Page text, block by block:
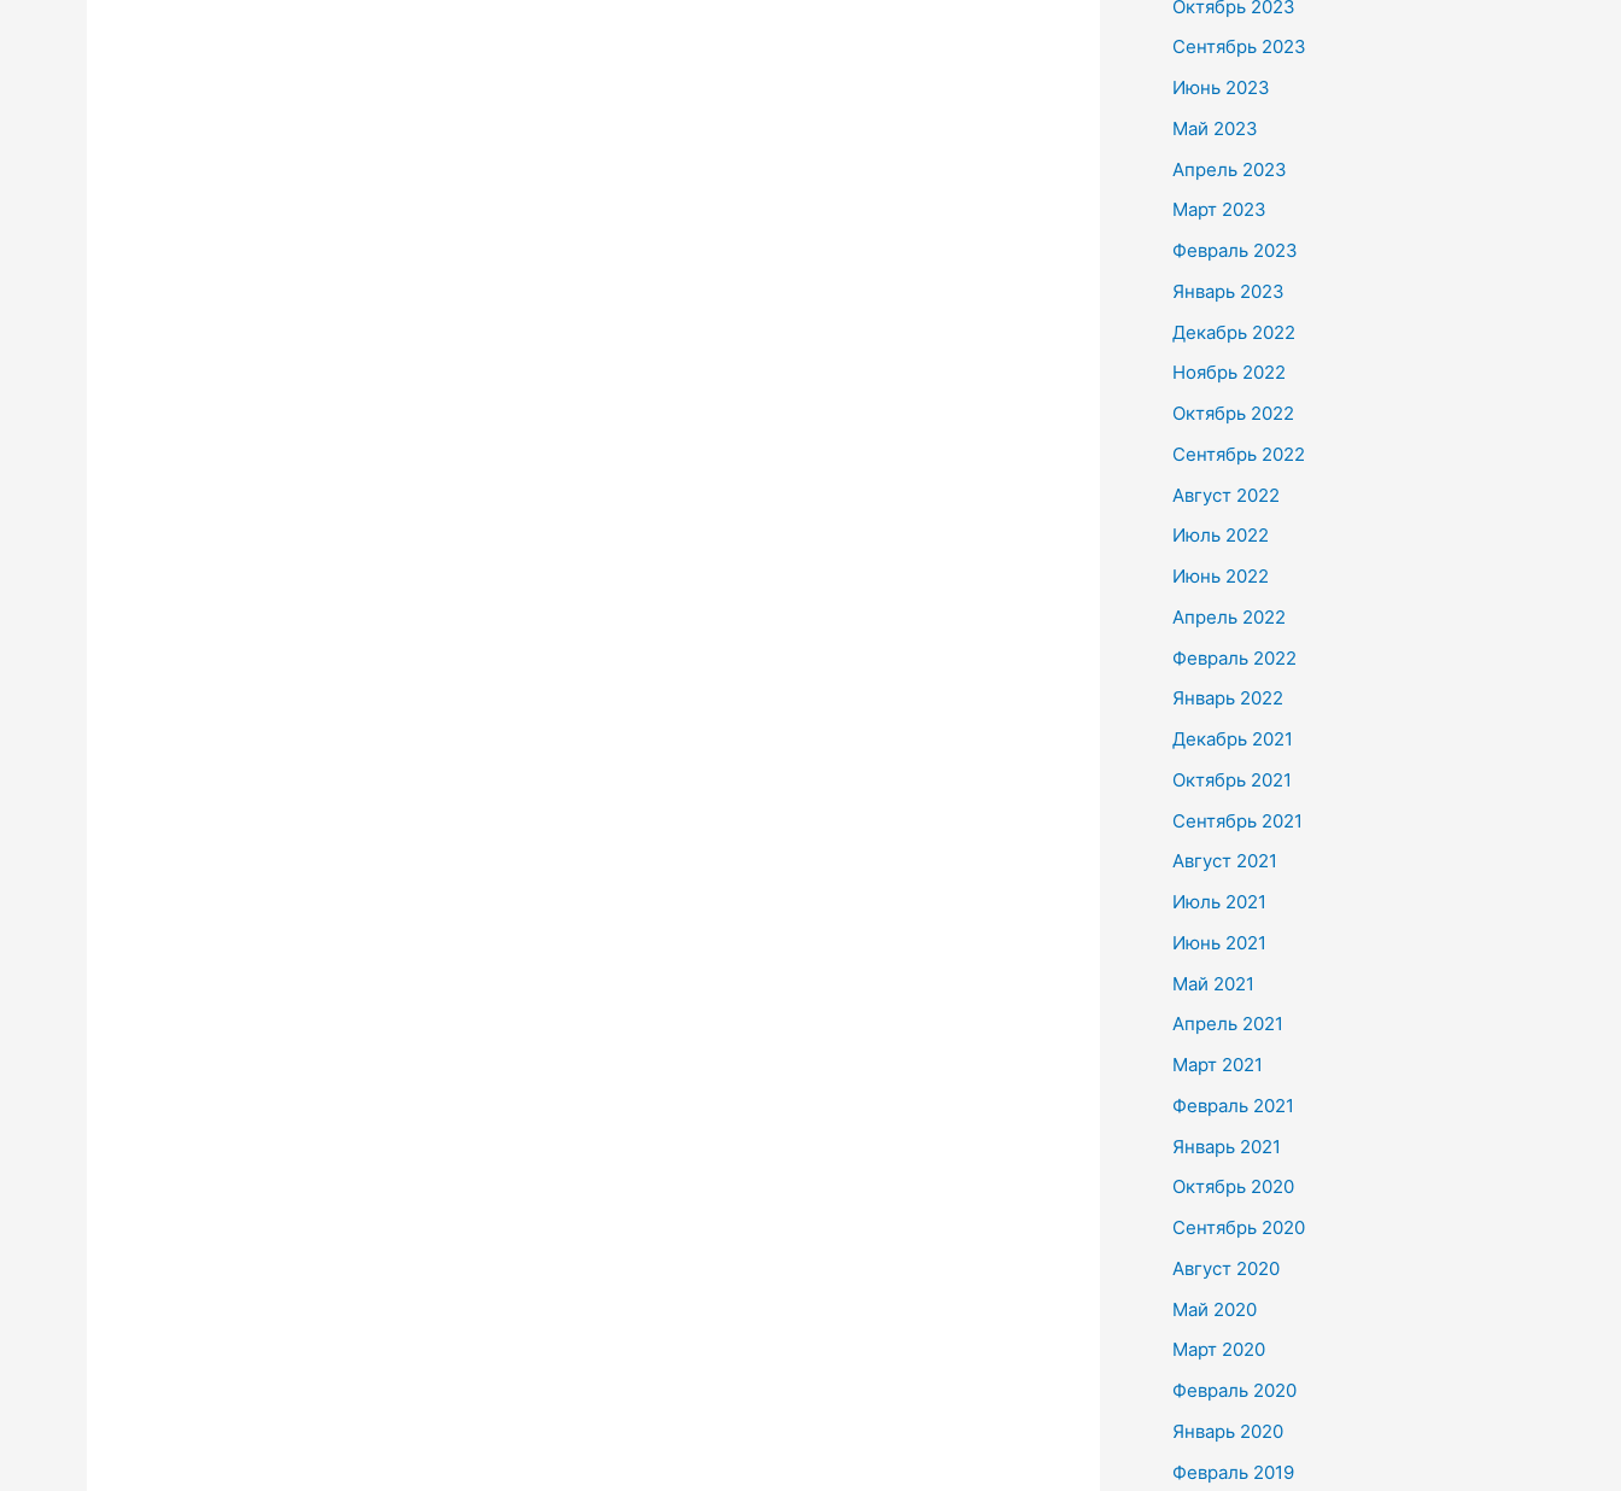
Октябрь 2023
Сентябрь 2023
Июнь 2023
Май 2023
Апрель 2023
Март 2023
Февраль 2023
Январь 2023
Декабрь 2022
Ноябрь 2022
Октябрь 2022
Сентябрь 2022
Август 2022
Июль 2022
Июнь 2022
Апрель 2022
Февраль 2022
Январь 2022
Декабрь 2021
Октябрь 2021
Сентябрь 2021
Август 2021
Июль 2021
Июнь 2021
Май 2021
Апрель 2021
Март 2021
Февраль 2021
Январь 2021
Октябрь 2020
Сентябрь 2020
Август 2020
Май 2020
Март 2020
Февраль 2020
Январь 2020
Февраль 2019